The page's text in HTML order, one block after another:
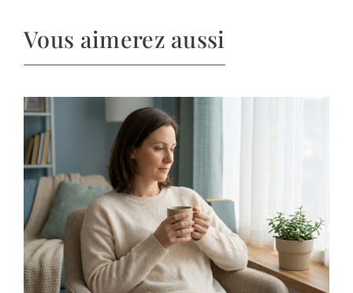
Vous aimerez aussi